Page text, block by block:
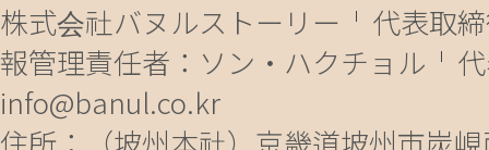
株式会社バヌルストーリー
代表取
報管理責任者：ソン・ハクチョル
info@banul.co.kr